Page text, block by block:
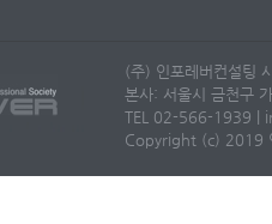
(주) 인포레버컨설팅
본사: 서울시 금천구
TEL 02-566-1939 |
Copyright (c) 2019